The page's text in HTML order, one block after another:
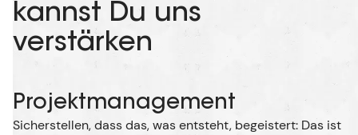
kannst Du uns
verstärken
Projektmanagement
Sicherstellen, dass das, was entsteht, begeistert: Das ist